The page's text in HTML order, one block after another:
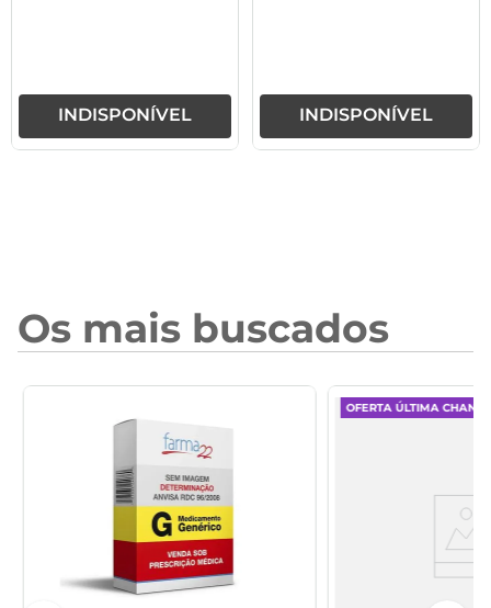
INDISPONÍVEL INDISPONÍVEL
Os mais buscados
OFERTA ÚLTIMA CHANCE